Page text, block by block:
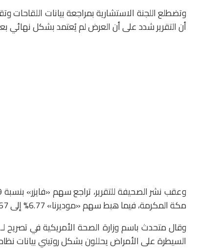
وتضطلع اللجنة الاستشارية بمراجعة بيانات اللقاحات
أن التقرير شدد على أن العرض لم يُعتمد بشكل نهائي
مكة المكرمة، فيما هبط سهم «موديرنا» 6.77% إلى 23.67 دولار.
وقال متحدث باسم وزارة الصحة الأمريكية في
السيطرة على الأمراض يحللون بشكل روتيني بيانات نظام